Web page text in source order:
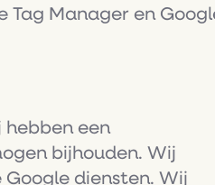
Tag Manager en
hebben een
bijhouden. Wij
diensten. Wij